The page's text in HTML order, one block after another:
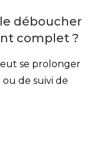
déboucher
complet ?
se prolonger
de suivi de